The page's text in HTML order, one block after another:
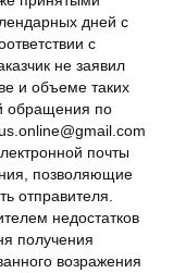
дней с
с
не заявил
и объеме таких
обращения по
почты
позволяющие
отправителя.
недостатков
получения
возражения